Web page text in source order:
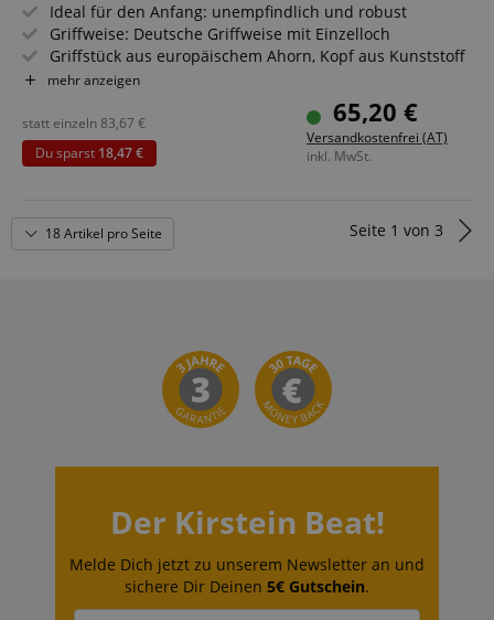
Ideal für den Anfang: unempfindlich und robust
Griffweise: Deutsche Griffweise mit Einzelloch
Griffstück aus europäischem Ahorn, Kopf aus Kunststoff
Tonumfang: c2 - d4
Inkl. Etui, Wischerstab, Grifftabelle, Fipple-Story, -Song &
-Game
Sparset inklusive Flötenschule, Notenständer,
mehr anzeigen
65,20 €
Versandkostenfrei (AT)
inkl. MwSt.
statt einzeln83,67 €
Du sparst 18,47 €
18 Artikel pro Seite Seite 1 von 3
Der Kirstein Beat!
Melde Dich jetzt zu unserem Newsletter an und
sichere Dir Deinen 5€ Gutschein.